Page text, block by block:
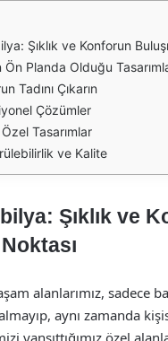
Şıklık ve Konforun
Ön Planda Olduğu
Tadını Çıkarın
Çözümler
Tasarımlar
ve Kalite
Şıklık ve
alanlarımız, sadece
aynı zamanda
yansıttığımız özel